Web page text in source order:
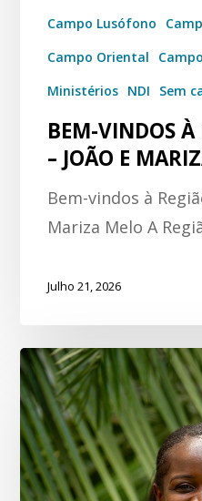
Campo Lusófono
Campo Oriental
Ministérios NDI Sem
BEM-VINDOS À
– JOÃO E
Bem-vindos à
Mariza Melo A
Julho 21, 2026